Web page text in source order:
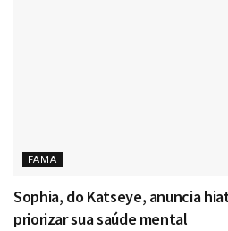
FAMA
Sophia, do Katseye, anuncia
priorizar sua saúde mental